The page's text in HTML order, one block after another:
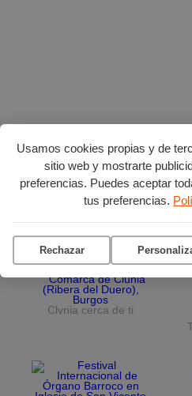
Usamos cookies propias y de
sitio web y mostrarte
preferencias. Puedes aceptar
tus preferencias.
Rechazar
Planes en agosto
Ciclo de conciertos en el
Museo del Retablo
Clvnia cerca de ti